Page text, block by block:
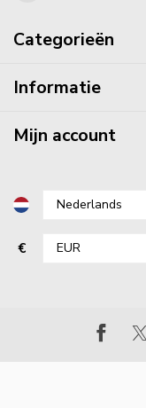
Categorieën
Informatie
Mijn account
€